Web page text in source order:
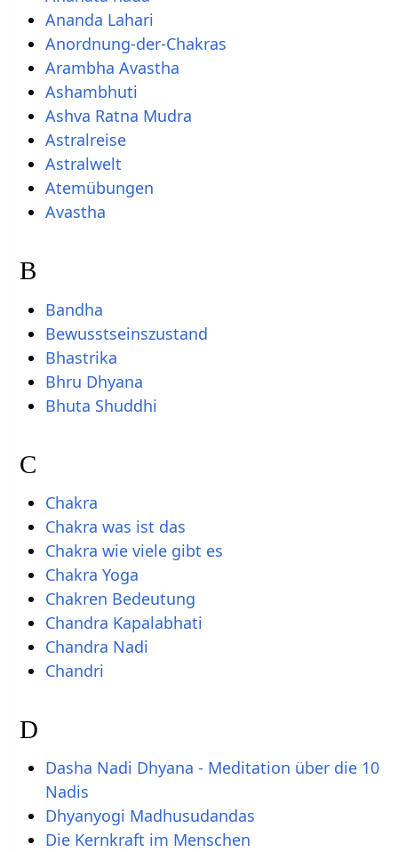
Ananda Lahari
Anordnung-der-Chakras
Arambha Avastha
Ashambhuti
Ashva Ratna Mudra
Astralreise
Astralwelt
Atemübungen
Avastha
B
Bandha
Bewusstseinszustand
Bhastrika
Bhru Dhyana
Bhuta Shuddhi
C
Chakra
Chakra was ist das
Chakra wie viele gibt es
Chakra Yoga
Chakren Bedeutung
Chandra Kapalabhati
Chandra Nadi
Chandri
D
Dasha Nadi Dhyana - Meditation über die 10
Nadis
Dhyanyogi Madhusudandas
Die Kernkraft im Menschen